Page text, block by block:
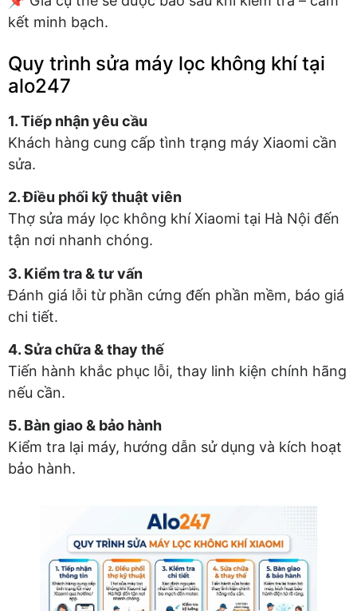
kết minh bạch.
Quy trình sửa máy lọc không khí tại
alo247
1. Tiếp nhận yêu cầu
Khách hàng cung cấp tình trạng máy Xiaomi cần
sửa.
2. Điều phối kỹ thuật viên
Thợ sửa máy lọc không khí Xiaomi tại Hà Nội đến
tận nơi nhanh chóng.
3. Kiểm tra & tư vấn
Đánh giá lỗi từ phần cứng đến phần mềm, báo giá
chi tiết.
4. Sửa chữa & thay thế
Tiến hành khắc phục lỗi, thay linh kiện chính hãng
nếu cần.
5. Bàn giao & bảo hành
Kiểm tra lại máy, hướng dẫn sử dụng và kích hoạt
bảo hành.